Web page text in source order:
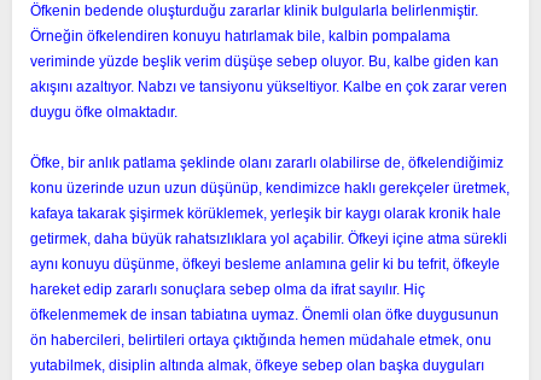
Öfkenin bedende oluşturduğu zararlar klinik bulgularla belirlenmiştir.
Örneğin öfkelendiren konuyu hatırlamak bile, kalbin pompalama
veriminde yüzde beşlik verim düşüşe sebep oluyor. Bu, kalbe giden kan
akışını azaltıyor. Nabzı ve tansiyonu yükseltiyor. Kalbe en çok zarar veren
duygu öfke olmaktadır.
Öfke, bir anlık patlama şeklinde olanı zararlı olabilirse de, öfkelendiğimiz
konu üzerinde uzun uzun düşünüp, kendimizce haklı gerekçeler üretmek,
kafaya takarak şişirmek körüklemek, yerleşik bir kaygı olarak kronik hale
getirmek, daha büyük rahatsızlıklara yol açabilir. Öfkeyi içine atma sürekli
aynı konuyu düşünme, öfkeyi besleme anlamına gelir ki bu tefrit, öfkeyle
hareket edip zararlı sonuçlara sebep olma da ifrat sayılır. Hiç
öfkelenmemek de insan tabiatına uymaz. Önemli olan öfke duygusunun
ön habercileri, belirtileri ortaya çıktığında hemen müdahale etmek, onu
yutabilmek, disiplin altında almak, öfkeye sebep olan başka duyguları